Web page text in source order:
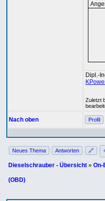
Dipl.-
Zuletzt
Nach oben Profil
Neues Thema Antworten 🔗
Dieselschrauber - Übersicht » On-
(OBD)